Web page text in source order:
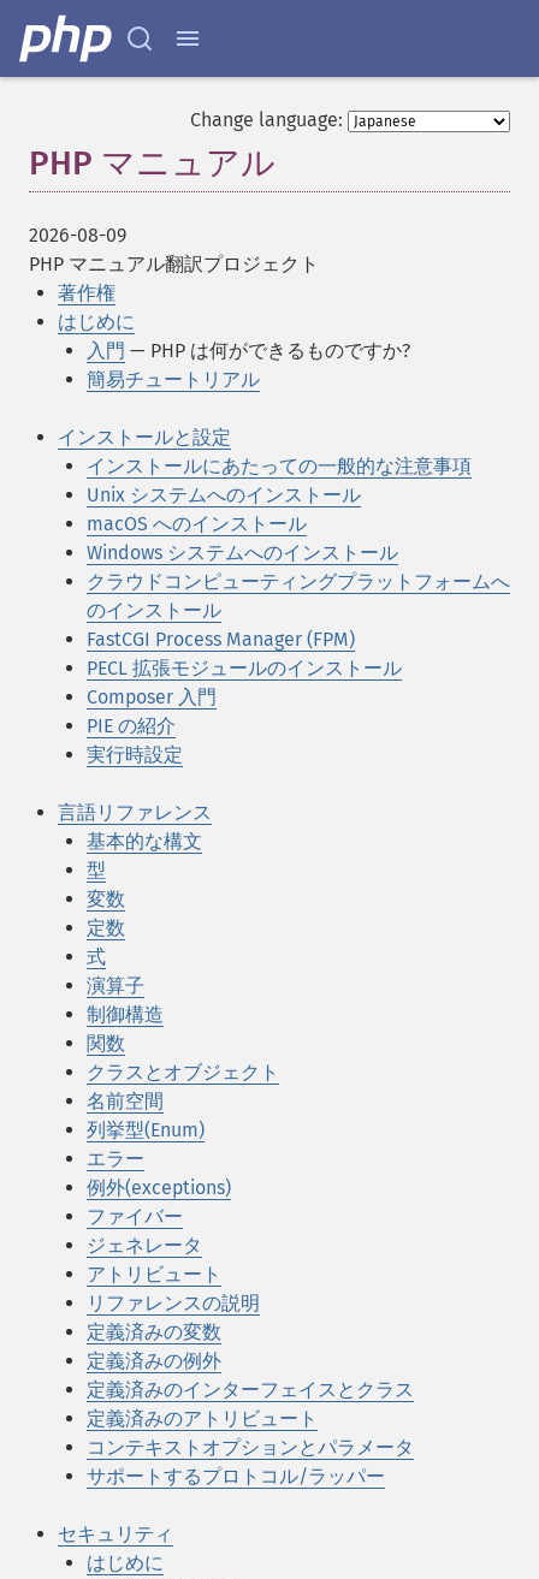
Change language:
PHP マニュアル
2026-08-09
PHP マニュアル翻訳プロジェクト
著作権
はじめに
入門 — PHP は何ができるものですか?
簡易チュートリアル
インストールと設定
インストールにあたっての一般的な注意事項
Unix システムへのインストール
macOS へのインストール
Windows システムへのインストール
クラウドコンピューティングプラットフォームへ
のインストール
FastCGI Process Manager (FPM)
PECL 拡張モジュールのインストール
Composer 入門
PIE の紹介
実行時設定
言語リファレンス
基本的な構文
型
変数
定数
式
演算子
制御構造
関数
クラスとオブジェクト
名前空間
列挙型(Enum)
エラー
例外(exceptions)
ファイバー
ジェネレータ
アトリビュート
リファレンスの説明
定義済みの変数
定義済みの例外
定義済みのインターフェイスとクラス
定義済みのアトリビュート
コンテキストオプションとパラメータ
サポートするプロトコル/ラッパー
セキュリティ
はじめに